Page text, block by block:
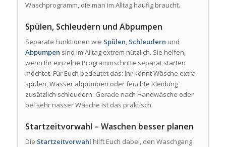
Waschprogramm, die man im Alltag häufig braucht.
Spülen, Schleudern und Abpumpen
Separate Funktionen wie Spülen, Schleudern und
Abpumpen sind im Alltag extrem nützlich. Sie helfen,
wenn Ihr einzelne Programmschritte separat starten
möchtet. Für Euch bedeutet das: Ihr könnt Wäsche extra
spülen, Wasser abpumpen oder feuchte Kleidung
zusätzlich schleudern. Gerade nach Handwäsche oder
bei sehr nasser Wäsche ist das praktisch.
Startzeitvorwahl – Waschen besser planen
Die Startzeitvorwahl hilft Euch dabei, den Waschgang